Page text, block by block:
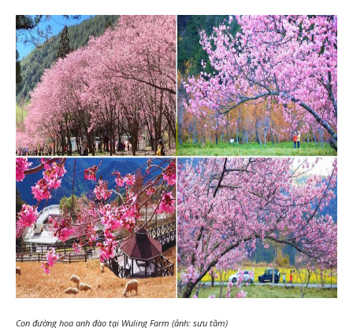
Con đường hoa anh đào tại Wuling Farm (ảnh: sưu tầm)